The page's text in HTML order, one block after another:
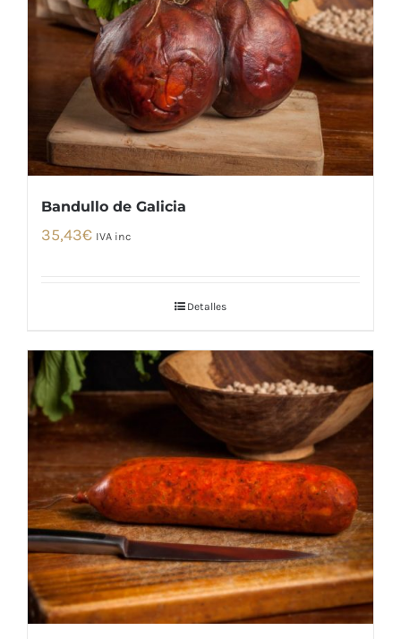
Bandullo de Galicia
35,43€ IVA inc
Detalles